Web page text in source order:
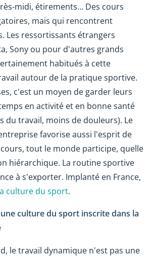
midi, étirements… Des cours
mais qui rencontrent
Les ressortissants étrangers
Sony ou pour d'autres grands
habitués à cette
autour de la pratique sportive.
c'est un moyen de garder leurs
en activité et en bonne santé
du travail, moins de douleurs). Le
favorise aussi l'esprit de
tout le monde participe, quelle
hiérarchique. La routine sportive
à s'exporter. Implanté en France,
culture du sport.
culture du sport inscrite dans la
le travail dynamique n'est pas une